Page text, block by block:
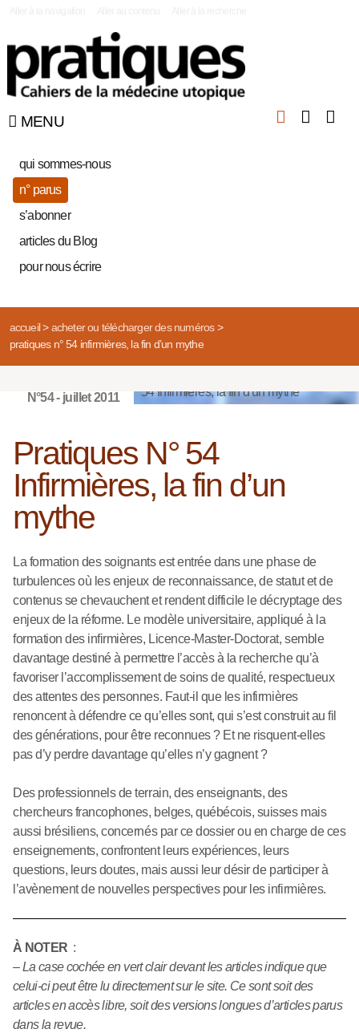
MENU
qui sommes-nous
n° parus
s’abonner
articles du Blog
pour nous écrire
accueil> acheter ou télécharger des numéros>
pratiques n° 54 infirmières, la fin d’un mythe
N°54 - juillet 2011
Pratiques N° 54
Infirmières, la fin d’un
mythe
La formation des soignants est entrée dans une phase de
turbulences où les enjeux de reconnaissance, de statut et de
contenus se chevauchent et rendent difficile le décryptage des
enjeux de la réforme. Le modèle universitaire, appliqué à la
formation des infirmières, Licence-Master-Doctorat, semble
davantage destiné à permettre l’accès à la recherche qu’à
favoriser l’accomplissement de soins de qualité, respectueux
des attentes des personnes. Faut-il que les infirmières
renoncent à défendre ce qu’elles sont, qui s’est construit au fil
des générations, pour être reconnues ? Et ne risquent-elles
pas d’y perdre davantage qu’elles n’y gagnent ?
Des professionnels de terrain, des enseignants, des
chercheurs francophones, belges, québécois, suisses mais
aussi brésiliens, concernés par ce dossier ou en charge de ces
enseignements, confrontent leurs expériences, leurs
questions, leurs doutes, mais aussi leur désir de participer à
l’avènement de nouvelles perspectives pour les infirmières.
À NOTER :
–La case cochée en vert clair devant les articles indique que
celui-ci peut être lu directement sur le site. Ce sont soit des
articles en accès libre, soit des versions longues d’articles parus
dans la revue.